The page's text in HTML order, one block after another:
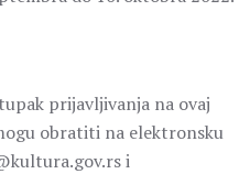
prijavljivanja na ovaj
obratiti na elektronsku
i